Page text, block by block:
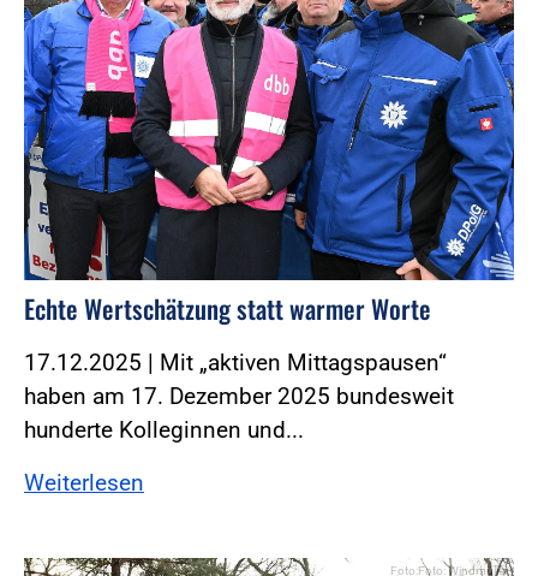
Echte Wertschätzung statt warmer Worte
17.12.2025 | Mit „aktiven Mittagspausen“
haben am 17. Dezember 2025 bundesweit
hunderte Kolleginnen und...
Weiterlesen
Foto:Foto: Windmüller